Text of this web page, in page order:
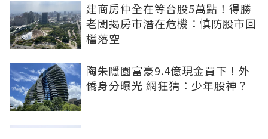
建商房仲全在等台股5萬點！得勝
老闆揭房市潛在危機：慎防股市回
檔落空
陶朱隱園富豪9.4億現金買下！外
僑身分曝光 網狂猜：少年股神？